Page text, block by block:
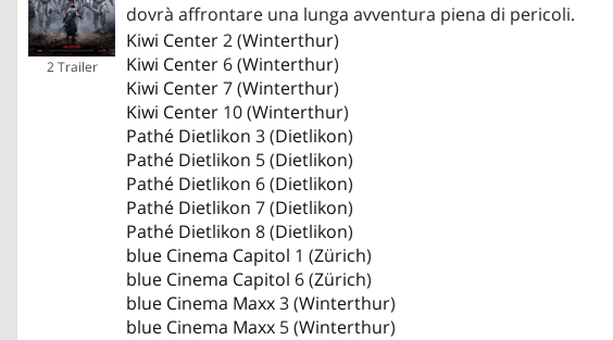
2 Trailer
dovrà affrontare una lunga avventura piena di pericoli.
Kiwi Center2 (Winterthur)
Kiwi Center 6 (Winterthur)
Kiwi Center7 (Winterthur)
Kiwi Center 10 (Winterthur)
Pathé Dietlikon 3 (Dietlikon)
Pathé Dietlikon 5 (Dietlikon)
Pathé Dietlikon 6 (Dietlikon)
Pathé Dietlikon 7 (Dietlikon)
Pathé Dietlikon 8 (Dietlikon)
blue Cinema Capitol 1 (Zürich)
blue Cinema Capitol 6 (Zürich)
blue Cinema Maxx3 (Winterthur)
blue Cinema Maxx 5 (Winterthur)